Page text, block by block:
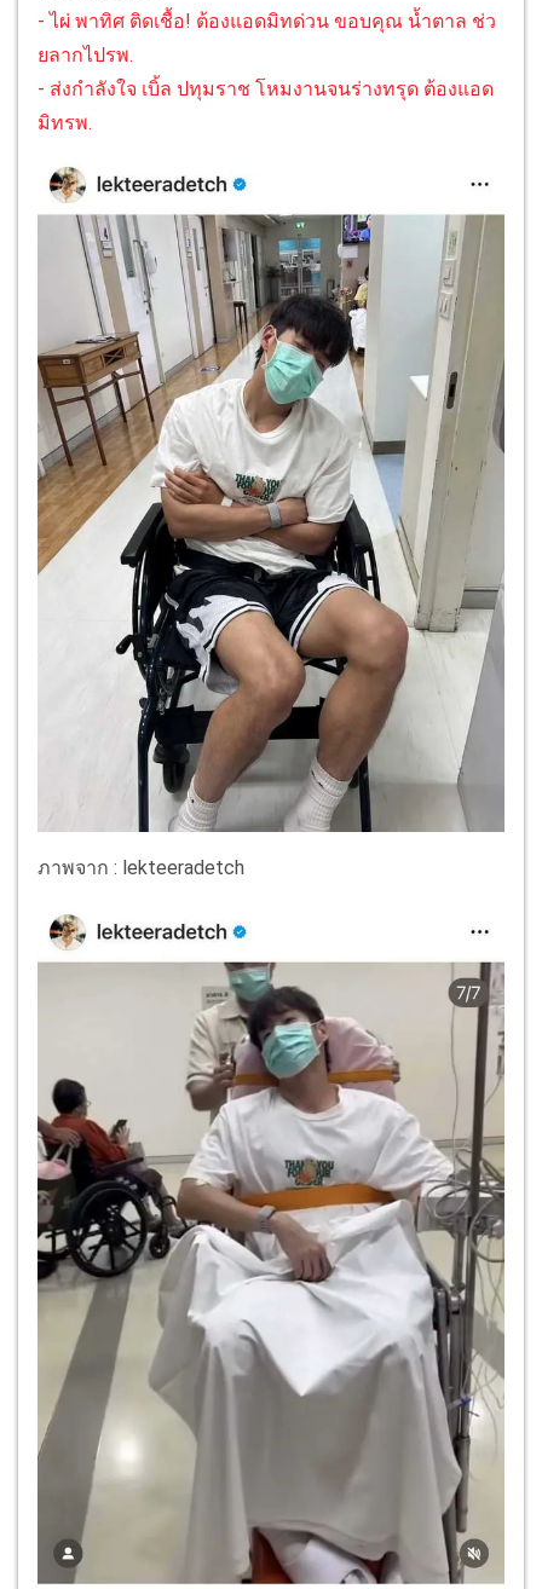
- ไผ่ พาทิศ ติดเชื้อ! ต้องแอดมิทด่วน ขอบคุณ น้ำตาล ช่ว
ยลากไปรพ.
- ส่งกำลังใจ เบิ้ล ปทุมราช โหมงานจนร่างทรุด ต้องแอด
มิทรพ.
ภาพจาก : lekteeradetch